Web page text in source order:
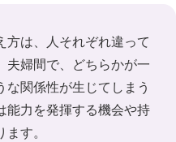
方は、人それぞれ違って
夫婦間で、どちらかが一
関係性が生じてしまう
能力を発揮する機会や持
す。